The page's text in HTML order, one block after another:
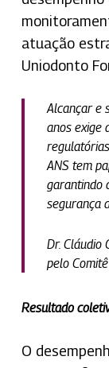
atuação
Uniodonto
Alcançar e
anos exige
ANS tem
garantindo
segurança
Dr. Cláudio
pelo
Resultado
O